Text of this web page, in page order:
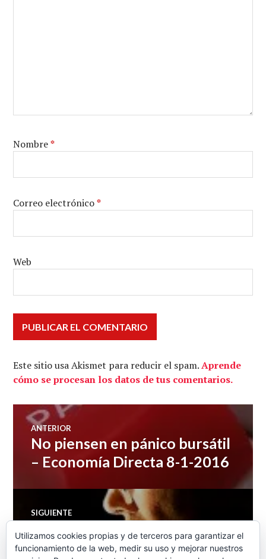
Nombre*
Correo electrónico*
Web
Este sitio usa Akismet para reducir el spam.Aprende
cómo se procesan los datos de tus comentarios.
Navegación
de
entradas
ANTERIOR
Entrada
anterior:
No piensen en pánico bursátil
– Economía Directa 8-1-2016
SIGUIENTE
siguiente:
Pensiones y modelo
económico: ¿hay alternativas?
Utilizamos cookies propias y de terceros para garantizar el
funcionamiento de la web, medir su uso y mejorar nuestros